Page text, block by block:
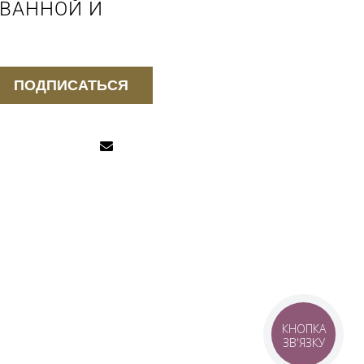
И
ПОДПИСАТЬСЯ
КНОПКА
ЗВ'ЯЗКУ